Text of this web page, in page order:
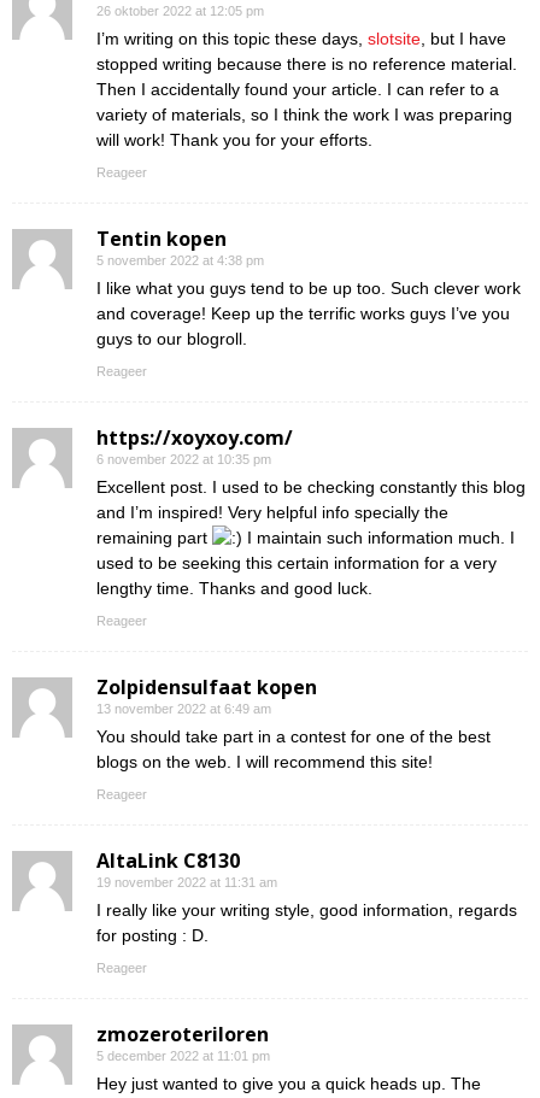
26 oktober 2022 at 12:05 pm
I’m writing on this topic these days, slotsite , but I have
stopped writing because there is no reference material.
Then I accidentally found your article. I can refer to a
variety of materials, so I think the work I was preparing
will work! Thank you for your efforts.
Reageer
Tentin kopen
5 november 2022 at 4:38 pm
I like what you guys tend to be up too. Such clever work
and coverage! Keep up the terrific works guys I’ve you
guys to our blogroll.
Reageer
https://xoyxoy.com/
6 november 2022 at 10:35 pm
Excellent post. I used to be checking constantly this blog
and I’m inspired! Very helpful info specially the
remaining part
I maintain such information much. I
used to be seeking this certain information for a very
lengthy time. Thanks and good luck.
Reageer
Zolpidensulfaat kopen
13 november 2022 at 6:49 am
You should take part in a contest for one of the best
blogs on the web. I will recommend this site!
Reageer
AltaLink C8130
19 november 2022 at 11:31 am
I really like your writing style, good information, regards
for posting : D.
Reageer
zmozeroteriloren
5 december 2022 at 11:01 pm
Hey just wanted to give you a quick heads up. The